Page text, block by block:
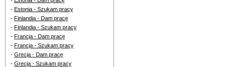
- Estonia - Szukam pracy
- Finlandia - Dam pracę
- Finlandia - Szukam pracy
- Francja - Dam pracę
- Francja - Szukam pracy
- Grecja - Dam pracę
- Grecja - Szukam pracy